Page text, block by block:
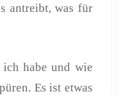
antreibt, was für
habe und wie
Es ist etwas